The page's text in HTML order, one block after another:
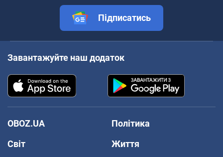
Підписатись
Завантажуйте наш додаток
OBOZ.UA
Політика
Світ
Життя